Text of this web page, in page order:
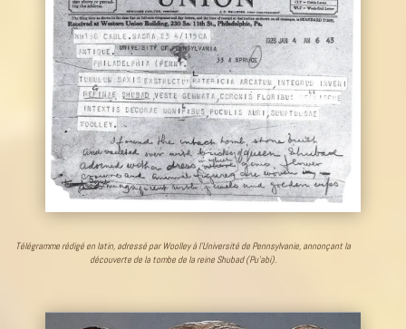
Télégramme rédigé en latin, adressé par Woolley à l’Université de Pennsylvanie, annonçant la
découverte de la tombe de la reine Shubad (Pu’abi).